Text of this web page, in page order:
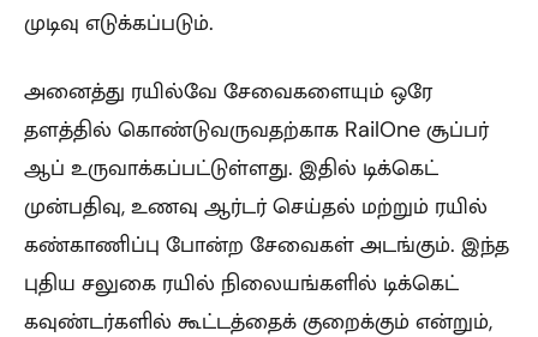
முடிவு எடுக்கப்படும்.
அனைத்து ரயில்வே சேவைகளையும் ஒரே
தளத்தில் கொண்டுவருவதற்காக RailOne சூப்பர்
ஆப் உருவாக்கப்பட்டுள்ளது. இதில் டிக்கெட்
முன்பதிவு, உணவு ஆர்டர் செய்தல் மற்றும் ரயில்
கண்காணிப்பு போன்ற சேவைகள் அடங்கும். இந்த
புதிய சலுகை ரயில் நிலையங்களில் டிக்கெட்
கவுண்டர்களில் கூட்டத்தைக் குறைக்கும் என்றும்,